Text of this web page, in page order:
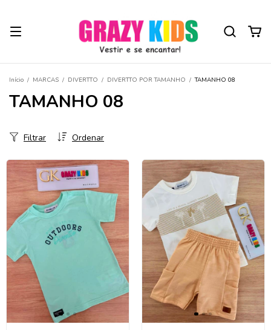
Início / MARCAS / DIVERTTO / DIVERTTO POR TAMANHO / TAMANHO 08
TAMANHO 08
Ordenar
Filtrar